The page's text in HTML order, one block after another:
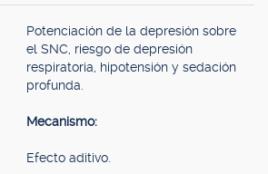
Potenciación de la depresión sobre
el SNC, riesgo de depresión
respiratoria, hipotensión y sedación
profunda.
Mecanismo:
Efecto aditivo.